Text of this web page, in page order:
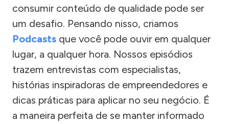
consumir conteúdo de qualidade pode ser
um desafio. Pensando nisso, criamos
Podcasts que você pode ouvir em qualquer
lugar, a qualquer hora. Nossos episódios
trazem entrevistas com especialistas,
histórias inspiradoras de empreendedores e
dicas práticas para aplicar no seu negócio. É
a maneira perfeita de se manter informado